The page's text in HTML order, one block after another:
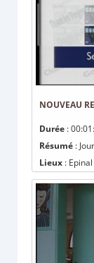
NOUVEAU
Durée :
Résumé :
Lieux : Epinal